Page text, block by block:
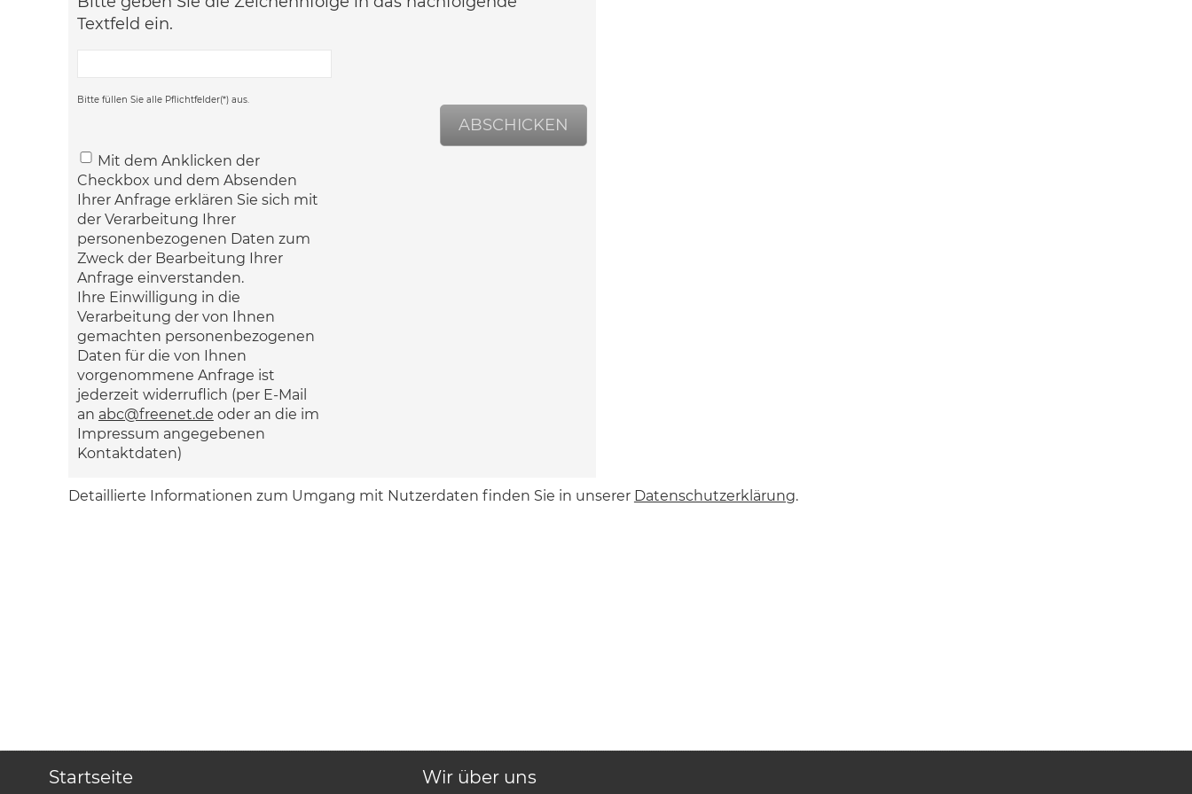
Textfeld ein.
Bitte füllen Sie alle Pflichtfelder(*) aus.
ABSCHICKEN
Mit dem Anklicken der
Checkbox und dem Absenden
Ihrer Anfrage erklären Sie sich mit
der Verarbeitung Ihrer
personenbezogenen Daten zum
Zweck der Bearbeitung Ihrer
Anfrage einverstanden.
Ihre Einwilligung in die
Verarbeitung der von Ihnen
gemachten personenbezogenen
Daten für die von Ihnen
vorgenommene Anfrage ist
jederzeit widerruflich (per E-Mail
an abc@freenet.de oder an die im
Impressum angegebenen
Kontaktdaten)
Detaillierte Informationen zum Umgang mit Nutzerdaten finden Sie in unserer Datenschutzerklärung.
Startseite Wir über uns